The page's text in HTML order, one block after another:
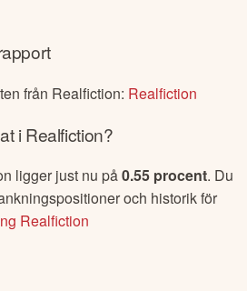
från Realfiction: Realfiction
iRealfiction?
ligger just nu på0.55 procent. Du
och historik för
Realfiction